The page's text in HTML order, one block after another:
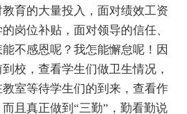
育的大量投入，面对绩效工资
岗位补贴，面对领导的信任、
不感恩呢？我怎能懈怠呢！因
校，查看学生们做卫生情况，
室等待学生们的到来，查看作
且真正做到“三勤”，勤看勤说